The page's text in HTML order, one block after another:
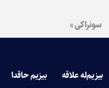
سونراکی »
بیزیم‌له علاقه بیزیم حاقدا